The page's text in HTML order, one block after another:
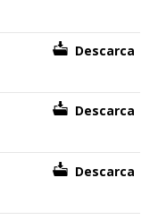
Descarca
Descarca
Descarca